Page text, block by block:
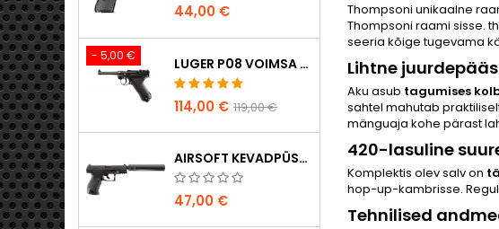
44,00 €
- 5,00 € LUGER P08 VOIMSA TAISMETALL CO2 AIRSOFT PISTOL - UMAREX LEGENDS
114,00 € 119,00 €
AIRSOFT KEVADPÜSTOL WALTHER PPQ NAVY KOOS SUMMUTIGA
47,00 €
Thompsoni unikaalne
Thompsoni raami sisse.
seeria kõige tugevama
Lihtne
Aku asub tagumises
sahtel mahutab
mänguaja kohe pärast
420-lasuline
Komplektis olev salv on
hop-up-kambrisse.
Tehnilised